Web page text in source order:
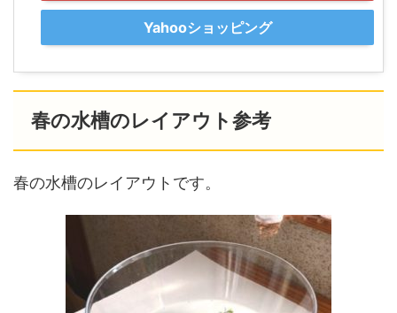
Yahooショッピング
春の水槽のレイアウト参考
春の水槽のレイアウトです。